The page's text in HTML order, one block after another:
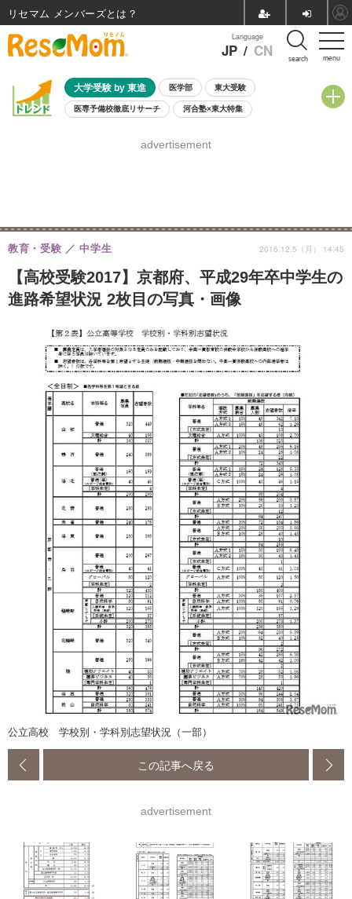
menu
Language
JP / CN search
大学受験 by 東進 医学部 東大受験
医専予備校徹底リサーチ 河合塾×東大特集
8月開催学校説明会・相談会
advertisement
【高校受験2017】京都府、平成29年卒中学生の
進路希望状況 2枚目の写真・画像
教育・受験 中学生 2016.12.5（月） 14:45
公立高校 学校別・学科別志望状況（一部）
この記事へ戻る
advertisement
リセマム メンバーズ